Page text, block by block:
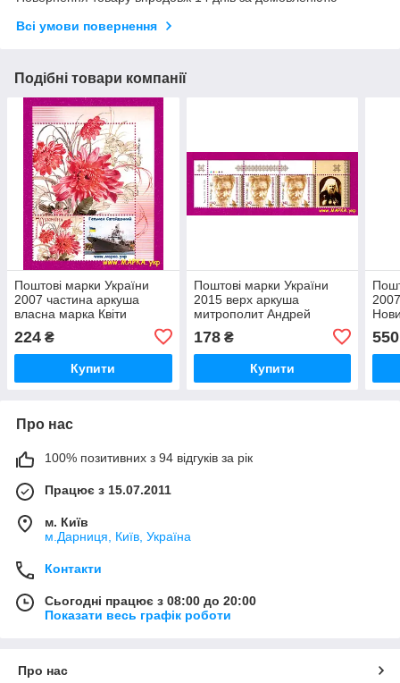
Всі умови повернення
Подібні товари компанії
Поштові марки України
2007 частина аркуша
власна марка Квіти
КУТ ПВ
224 ₴
Купити
Поштові марки України
2015 верх аркуша
митрополит Андрей
Шептицький. 150 років від
дня народження
178₴
Купити
550
Про нас
100% позитивних з 94 відгуків за рік
Працює з 15.07.2011
м. Київ
м.Дарниця, Київ, Україна
Контакти
Сьогодні працює з 08:00 до 20:00
Показати весь графік роботи
Про нас